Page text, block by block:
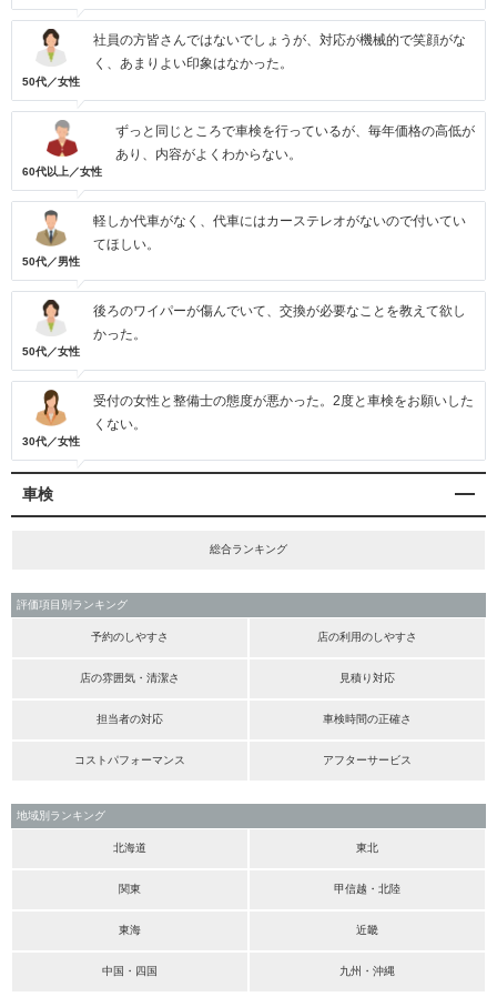
50代／女性
社員の方皆さんではないでしょうが、対応が機械的で笑顔がな
く、あまりよい印象はなかった。
60代以上／女性
ずっと同じところで車検を行っているが、毎年価格の高低が
あり、内容がよくわからない。
50代／男性
軽しか代車がなく、代車にはカーステレオがないので付いてい
てほしい。
50代／女性
後ろのワイパーが傷んでいて、交換が必要なことを教えて欲し
かった。
30代／女性
受付の女性と整備士の態度が悪かった。2度と車検をお願いした
くない。
車検
総合ランキング
評価項目別ランキング
予約のしやすさ 店の利用のしやすさ
店の雰囲気・清潔さ 見積り対応
担当者の対応 車検時間の正確さ
コストパフォーマンス アフターサービス
地域別ランキング
北海道 東北
関東 甲信越・北陸
東海 近畿
中国・四国 九州・沖縄